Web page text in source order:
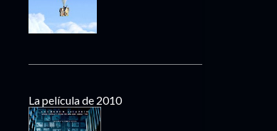
La película de 2010